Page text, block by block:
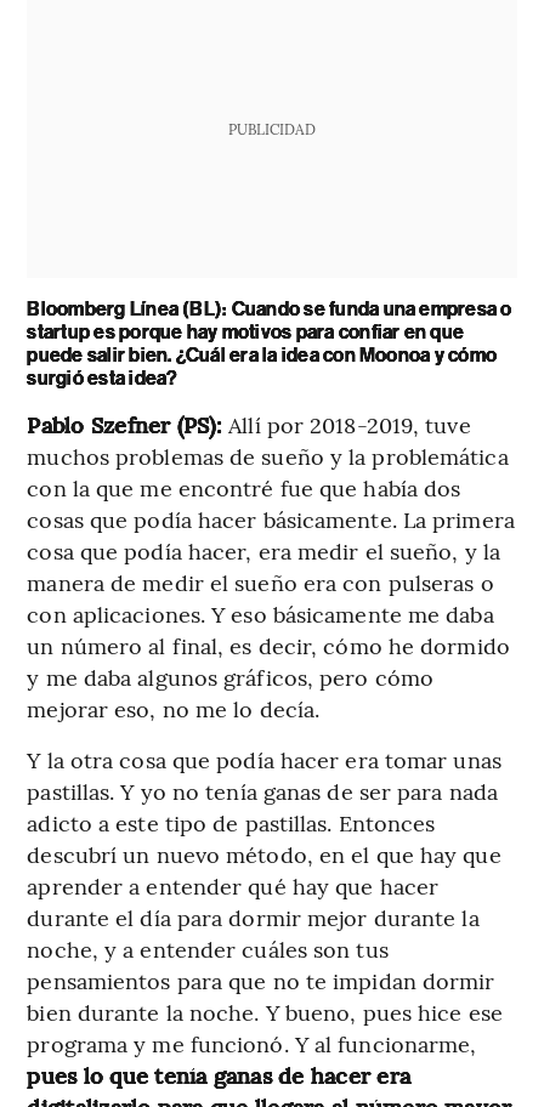
PUBLICIDAD
Bloomberg Línea (BL): Cuando se funda una empresa o
startup es porque hay motivos para confiar en que
puede salir bien. ¿Cuál era la idea con Moonoa y cómo
surgió esta idea?
Pablo Szefner (PS): Allí por 2018-2019, tuve
muchos problemas de sueño y la problemática
con la que me encontré fue que había dos
cosas que podía hacer básicamente. La primera
cosa que podía hacer, era medir el sueño, y la
manera de medir el sueño era con pulseras o
con aplicaciones. Y eso básicamente me daba
un número al final, es decir, cómo he dormido
y me daba algunos gráficos, pero cómo
mejorar eso, no me lo decía.
Y la otra cosa que podía hacer era tomar unas
pastillas. Y yo no tenía ganas de ser para nada
adicto a este tipo de pastillas. Entonces
descubrí un nuevo método, en el que hay que
aprender a entender qué hay que hacer
durante el día para dormir mejor durante la
noche, y a entender cuáles son tus
pensamientos para que no te impidan dormir
bien durante la noche. Y bueno, pues hice ese
programa y me funcionó. Y al funcionarme,
pues lo que tenía ganas de hacer era